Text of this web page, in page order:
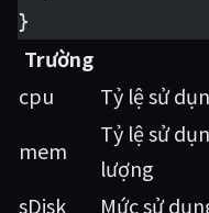
}
Trường
cpu
Tỷ lệ sử
mem
Tỷ lệ sử
lượng
sDisk
Mức sử